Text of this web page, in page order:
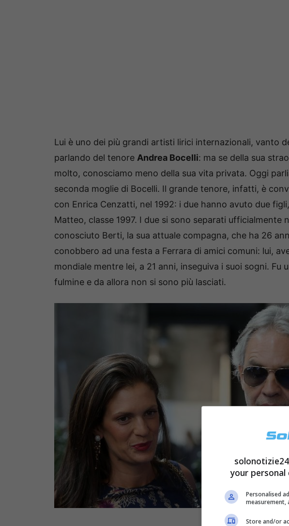
Lui è uno dei più grandi artisti lirici internazionali, vanto
parlando del tenore Andrea Bocelli: ma se della sua
molto, conosciamo meno della sua vita privata. Oggi
seconda moglie di Bocelli. Il grande tenore, infatti, è
con Enrica Cenzatti, nel 1992: i due hanno avuto due
Matteo, classe 1997. I due si sono separati ufficialmente
conosciuto Berti, la sua attuale compagna, che ha 26
conobbero ad una festa a Ferrara di amici comuni: lui,
mondiale mentre lei, a 21 anni, inseguiva i suoi sogni. Fu
fulmine e da allora non si sono più lasciati.
your
Personalised
measurement,
Store and/or